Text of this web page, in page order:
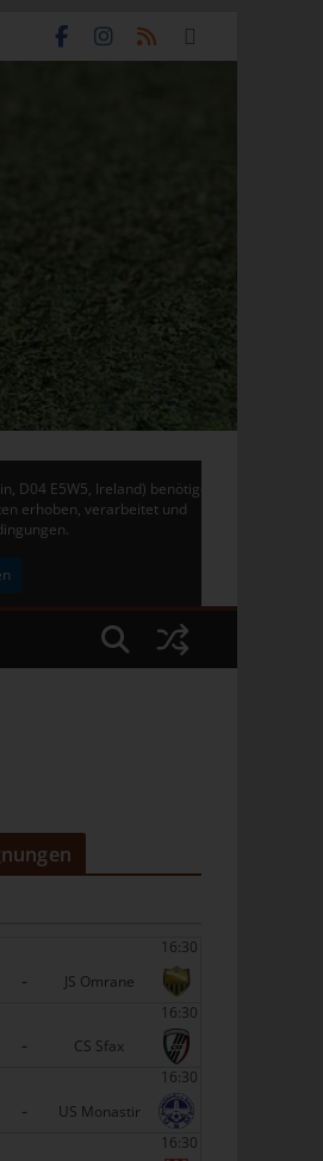
D04 E5W5, Ireland) benötigen
erhoben, verarbeitet und
16:30
-
JS Omrane
16:30
-
CS Sfax
16:30
-
US Monastir
16:30